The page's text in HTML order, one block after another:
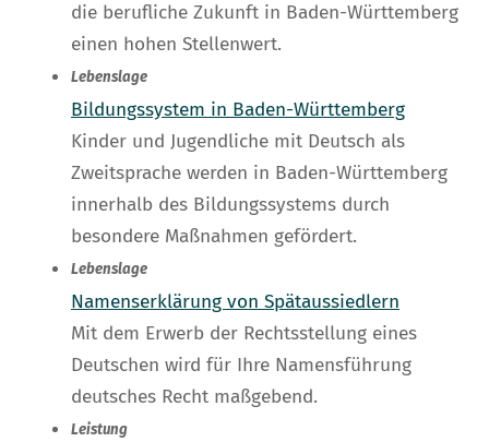
die berufliche Zukunft in Baden-Württemberg
einen hohen Stellenwert.
Lebenslage
Bildungssystem in Baden-Württemberg
Kinder und Jugendliche mit Deutsch als
Zweitsprache werden in Baden-Württemberg
innerhalb des Bildungssystems durch
besondere Maßnahmen gefördert.
Lebenslage
Namenserklärung von Spätaussiedlern
Mit dem Erwerb der Rechtsstellung eines
Deutschen wird für Ihre Namensführung
deutsches Recht maßgebend.
Leistung